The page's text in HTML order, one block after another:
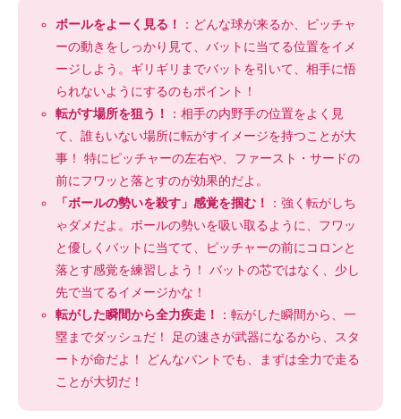
ボールをよーく見る！
：どんな球が来るか、ピッチャ
ーの動きをしっかり見て、バットに当てる位置をイメ
ージしよう。ギリギリまでバットを引いて、相手に悟
られないようにするのもポイント！
転がす場所を狙う！
：相手の内野手の位置をよく見
て、誰もいない場所に転がすイメージを持つことが大
事！ 特にピッチャーの左右や、ファースト・サードの
前にフワッと落とすのが効果的だよ。
「ボールの勢いを殺す」感覚を掴む！
：強く転がしち
ゃダメだよ。ボールの勢いを吸い取るように、フワッ
と優しくバットに当てて、ピッチャーの前にコロンと
落とす感覚を練習しよう！ バットの芯ではなく、少し
先で当てるイメージかな！
転がした瞬間から全力疾走！
：転がした瞬間から、一
塁までダッシュだ！ 足の速さが武器になるから、スタ
ートが命だよ！ どんなバントでも、まずは全力で走る
ことが大切だ！